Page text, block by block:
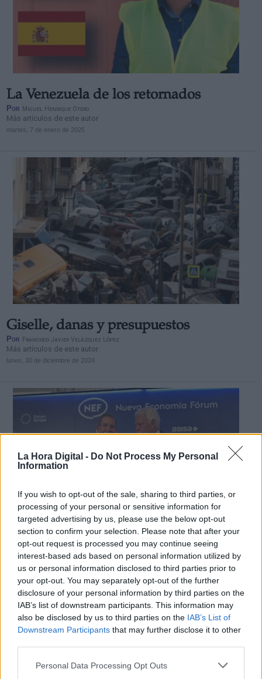
La Hora Digital - Do Not Process My Personal
Information
If you wish to opt-out of the sale, sharing to third parties, or
processing of your personal or sensitive information for
targeted advertising by us, please use the below opt-out
section to confirm your selection. Please note that after your
opt-out request is processed you may continue seeing
interest-based ads based on personal information utilized by
us or personal information disclosed to third parties prior to
your opt-out. You may separately opt-out of the further
disclosure of your personal information by third parties on the
IAB’s list of downstream participants. This information may
also be disclosed by us to third parties on the IAB’s List of
Downstream Participants that may further disclose it to other
Personal Data Processing Opt Outs
La Venezuela de los retornados
Por Miguel Henrique Otero
Más artículos de este autor
martes, 7 de enero de 2025
Giselle, danas y presupuestos
Por Francisco Javier Velázquez López
Más artículos de este autor
lunes, 30 de diciembre de 2024
Edmundo González: Ajuste económico
y flexibilidad política
PorJorge Solana Baldominos
Más artículos de este autor
lunes, 30 de diciembre de 2024